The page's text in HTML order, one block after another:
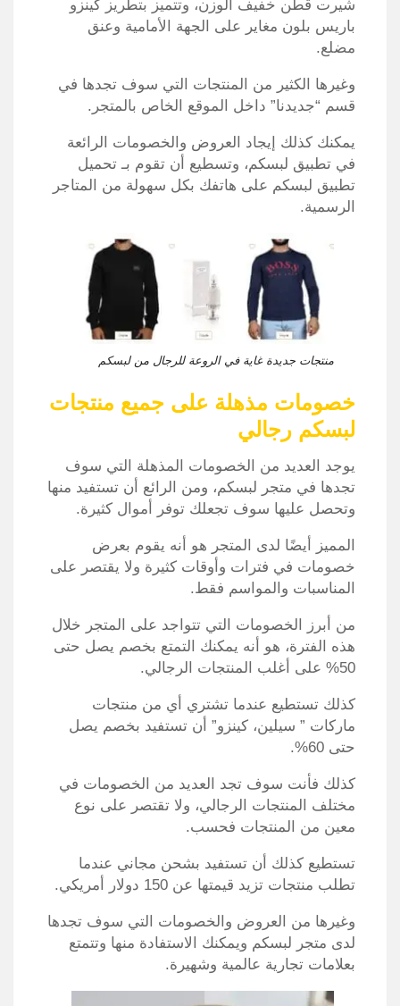
شيرت قطن خفيف الوزن، وتتميز بتطريز كينزو
باريس بلون مغاير على الجهة الأمامية وعنق
مضلع.
وغيرها الكثير من المنتجات التي سوف تجدها في
قسم “جديدنا” داخل الموقع الخاص بالمتجر.
يمكنك كذلك إيجاد العروض والخصومات الرائعة
في تطبيق لبسكم، وتسطيع أن تقوم بـ تحميل
تطبيق لبسكم على هاتفك بكل سهولة من المتاجر
الرسمية.
منتجات جديدة غاية في الروعة للرجال من لبسكم
خصومات مذهلة على جميع منتجات
لبسكم رجالي
يوجد العديد من الخصومات المذهلة التي سوف
تجدها في متجر لبسكم، ومن الرائع أن تستفيد منها
وتحصل عليها سوف تجعلك توفر أموال كثيرة.
المميز أيضًا لدى المتجر هو أنه يقوم بعرض
خصومات في فترات وأوقات كثيرة ولا يقتصر على
المناسبات والمواسم فقط.
من أبرز الخصومات التي تتواجد على المتجر خلال
هذه الفترة، هو أنه يمكنك التمتع بخصم يصل حتى
50% على أغلب المنتجات الرجالي.
كذلك تستطيع عندما تشتري أي من منتجات
ماركات ” سيلين، كينزو” أن تستفيد بخصم يصل
حتى 60%.
كذلك فأنت سوف تجد العديد من الخصومات في
مختلف المنتجات الرجالي، ولا تقتصر على نوع
معين من المنتجات فحسب.
تستطيع كذلك أن تستفيد بشحن مجاني عندما
تطلب منتجات تزيد قيمتها عن 150 دولار أمريكي.
وغيرها من العروض والخصومات التي سوف تجدها
لدى متجر لبسكم ويمكنك الاستفادة منها وتتمتع
بعلامات تجارية عالمية وشهيرة.